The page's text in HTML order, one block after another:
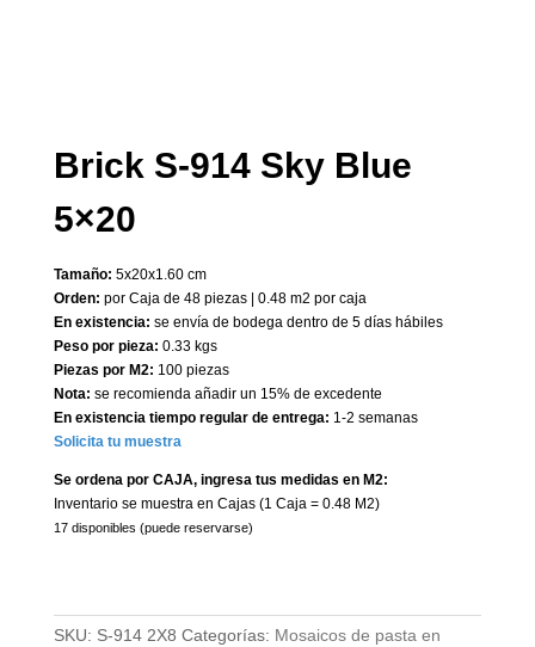
Brick S-914 Sky Blue
5×20
Tamaño: 5x20x1.60 cm
Orden: por Caja de 48 piezas | 0.48 m2 por caja
En existencia: se envía de bodega dentro de 5 días hábiles
Peso por pieza: 0.33 kgs
Piezas por M2: 100 piezas
Nota: se recomienda añadir un 15% de excedente
En existencia tiempo regular de entrega: 1-2 semanas
Solicita tu muestra
Se ordena por CAJA, ingresa tus medidas en M2:
Inventario se muestra en Cajas (1 Caja = 0.48 M2)
17 disponibles (puede reservarse)
SKU: S-914 2X8 Categorías: Mosaicos de pasta en